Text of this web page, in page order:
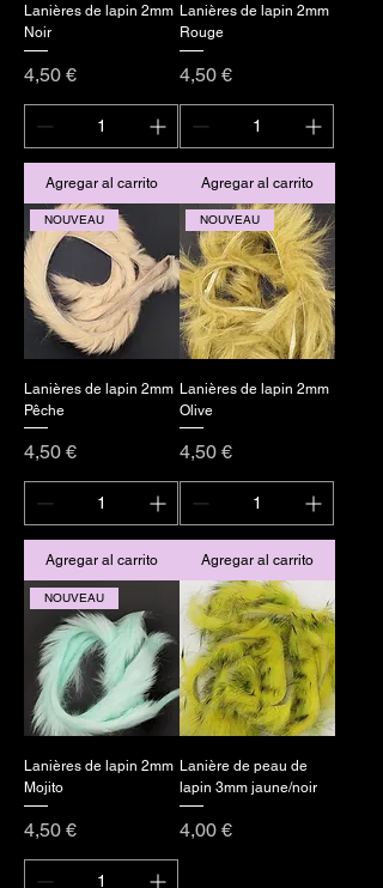
Lanières de lapin 2mm
Noir
Precio
4,50 €
Agregar al carrito
Lanières de lapin 2mm
Rouge
Precio
4,50 €
Agregar al carrito
NOUVEAU
Lanières de lapin 2mm
Pêche
Precio
4,50 €
Agregar al carrito
NOUVEAU
Lanières de lapin 2mm
Olive
Precio
4,50 €
Agregar al carrito
NOUVEAU
Lanières de lapin 2mm
Mojito
Precio
4,50 €
Lanière de peau de
lapin 3mm jaune/noir
Precio
4,00 €